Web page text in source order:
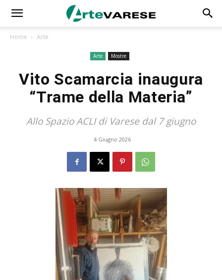
Home Arte
Arte Mostre
Vito Scamarcia inaugura
“Trame della Materia”
Allo Spazio ACLI di Varese dal 7 giugno
4 Giugno 2026